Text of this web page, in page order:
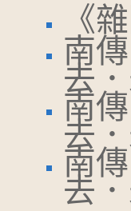
《
南
去
南
去
南
去